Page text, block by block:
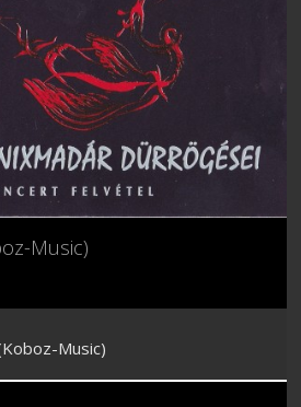
Music)
Music)